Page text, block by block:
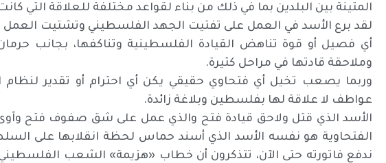
المتينة بين البلدين بما في ذلك من بناء لقواعد مختلفة للعلاقة التي
لقد برع الأسد في العمل على تفتيت الجهد الفلسطيني وتشتيت
أي فصيل أو قوة تناهض القيادة الفلسطينية وتناكفها، بجانب
وملاحقة قادتها في مراحل كثيرة.
وربما يصعب تخيل أي فتحاوي حقيقي يكن أي احترام أو تقدير لنظام
عواطف لا علاقة لها بفلسطين وبلاغة زائدة.
الأسد الذي قتل ولاحق قيادة فتح والذي عمل على شق صفوف فتح
الفتحاوية هو نفسه الأسد الذي أسند حماس لحظة انقلابها على
ندفع فاتورته حتى الآن، تتذكرون أن خطاب «هزيمة» الشعب